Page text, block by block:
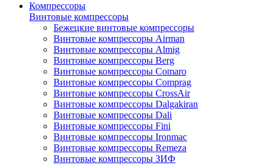
Компрессоры
Винтовые компрессоры
Бежецкие винтовые компрессоры
Винтовые компрессоры Airman
Винтовые компрессоры Almig
Винтовые компрессоры Berg
Винтовые компрессоры Comaro
Винтовые компрессоры Comprag
Винтовые компрессоры CrossAir
Винтовые компрессоры Dalgakiran
Винтовые компрессоры Dali
Винтовые компрессоры Fini
Винтовые компрессоры Ironmac
Винтовые компрессоры Remeza
Винтовые компрессоры ЗИФ